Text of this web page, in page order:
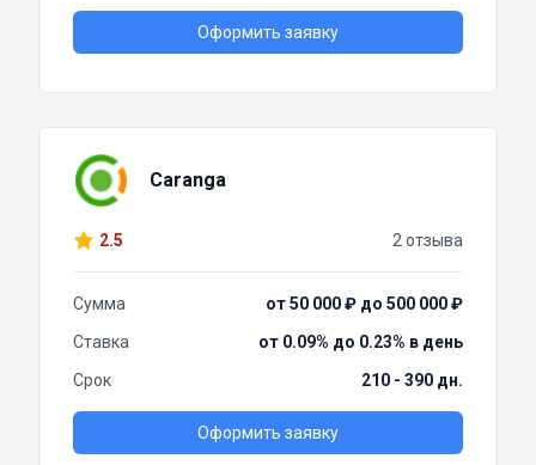
Оформить заявку
Caranga
2.5 2 отзыва
Сумма
от 50 000 ₽ до 500 000 ₽
Ставка
от 0.09% до 0.23% в день
Срок
210 - 390 дн.
Оформить заявку